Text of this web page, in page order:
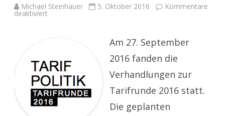
Michael Steinhauer 5. Oktober 2016 Kommentare
deaktiviert
GmbH
erziehlt!
Am 27. September
2016 fanden die
Verhandlungen zur
Tarifrunde 2016 statt.
Die geplanten